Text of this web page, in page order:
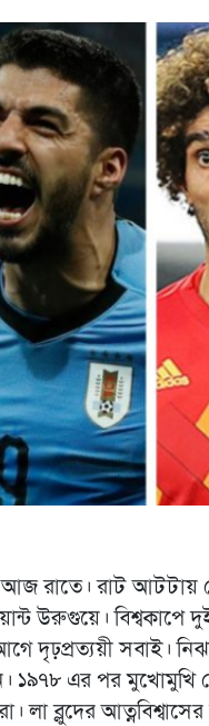
আজ রাতে। রাট আটটায়
উরুগুয়ে।
সবাই।
১৯৭৮ এর পর
লা ব্লুদের